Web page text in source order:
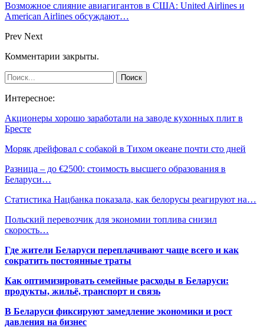
Возможное слияние авиагигантов в США: United Airlines и
American Airlines обсуждают…
Prev Next
Комментарии закрыты.
Интересное:
Акционеры хорошо заработали на заводе кухонных плит в
Бресте
Моряк дрейфовал с собакой в Тихом океане почти сто дней
Разница – до €2500: стоимость высшего образования в
Беларуси…
Статистика Нацбанка показала, как белорусы реагируют на…
Польский перевозчик для экономии топлива снизил
скорость…
Где жители Беларуси переплачивают чаще всего и как
сократить постоянные траты
Как оптимизировать семейные расходы в Беларуси:
продукты, жильё, транспорт и связь
В Беларуси фиксируют замедление экономики и рост
давления на бизнес